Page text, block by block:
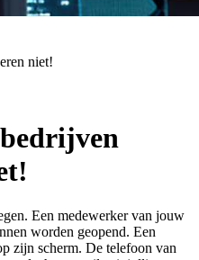
niet!
Een medewerker van jouw
worden geopend. Een
zijn scherm. De telefoon van